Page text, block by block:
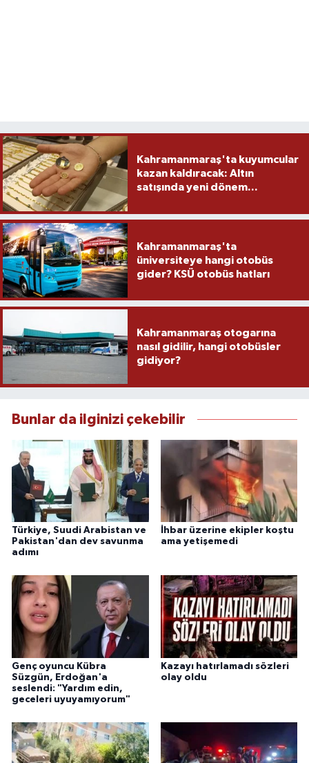
Kahramanmaraş'ta kuyumcular
kazan kaldıracak: Altın
satışında yeni dönem...
Kahramanmaraş'ta
üniversiteye hangi otobüs
gider? KSÜ otobüs hatları
Kahramanmaraş otogarına
nasıl gidilir, hangi otobüsler
gidiyor?
Bunlar da ilginizi çekebilir
Türkiye, Suudi Arabistan ve
Pakistan'dan dev savunma
adımı
İhbar üzerine ekipler koştu
ama yetişemedi
Genç oyuncu Kübra
Süzgün, Erdoğan'a
seslendi: "Yardım edin,
geceleri uyuyamıyorum"
Kazayı hatırlamadı sözleri
olay oldu